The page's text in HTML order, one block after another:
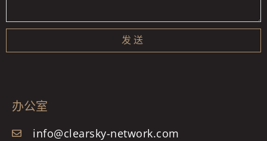
发送
办公室
info@clearsky-network.com